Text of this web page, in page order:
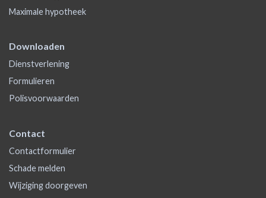
Maximale hypotheek
Downloaden
Dienstverlening
Formulieren
Polisvoorwaarden
Contact
Contactformulier
Schade melden
Wijziging doorgeven